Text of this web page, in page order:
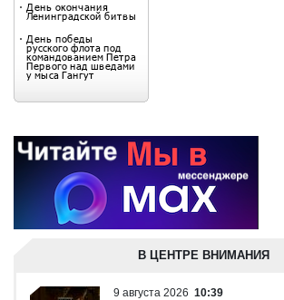
В ЦЕНТРЕ ВНИМАНИЯ
9 августа 2026 10:39